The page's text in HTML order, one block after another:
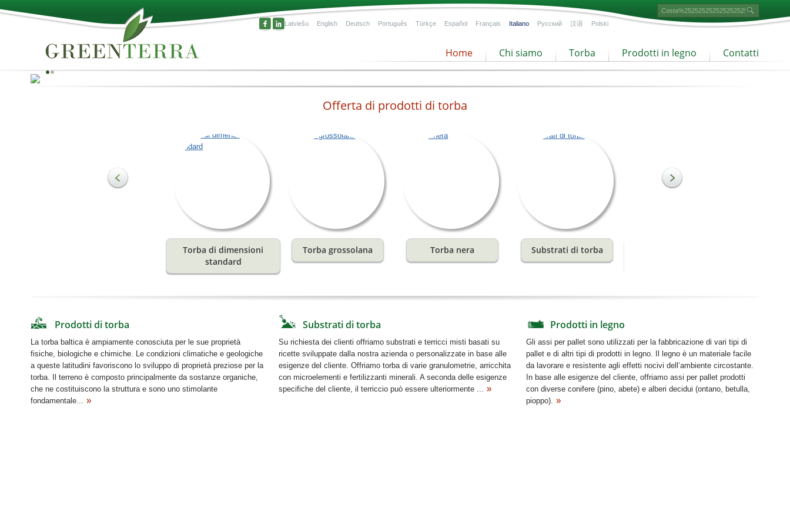
Latviešu English Deutsch Português Türkçe Español Français Italiano Русский 汉语 Polski
Home Chi siamo Torba Prodotti in legno Contatti
Il meglio della natura!
La torba può essere utilizzata come materia prima per la
produzione di substrati e per soddisfare diverse esigenze
in agricoltura ed orticoltura. Il terreno è composto
costituiscono la struttura e sono uno stimolante
fondamentale per la crescita. Offrono la combinazione
ideale di acqua ed aria per le radici delle piante.
Offerta di prodotti di torba
Torba di dimensioni
standard
Torba grossolana Torba nera Substrati di torba
Prodotti di torba
La torba baltica è ampiamente conosciuta per le sue proprietà
fisiche, biologiche e chimiche. Le condizioni climatiche e geologiche
a queste latitudini favoriscono lo sviluppo di proprietà preziose per la
torba. Il terreno è composto principalmente da sostanze organiche,
che ne costituiscono la struttura e sono uno stimolante
fondamentale...
Substrati di torba
Su richiesta dei clienti offriamo substrati e terricci misti basati su
ricette sviluppate dalla nostra azienda o personalizzate in base alle
esigenze del cliente. Offriamo torba di varie granulometrie, arricchita
con microelementi e fertilizzanti minerali. A seconda delle esigenze
specifiche del cliente, il terriccio può essere ulteriormente ...
Prodotti in legno
Gli assi per pallet sono utilizzati per la fabbricazione di vari tipi di
pallet e di altri tipi di prodotti in legno. Il legno è un materiale facile
da lavorare e resistente agli effetti nocivi dell’ambiente circostante.
In base alle esigenze del cliente, offriamo assi per pallet prodotti
con diverse conifere (pino, abete) e alberi decidui (ontano, betulla,
pioppo).